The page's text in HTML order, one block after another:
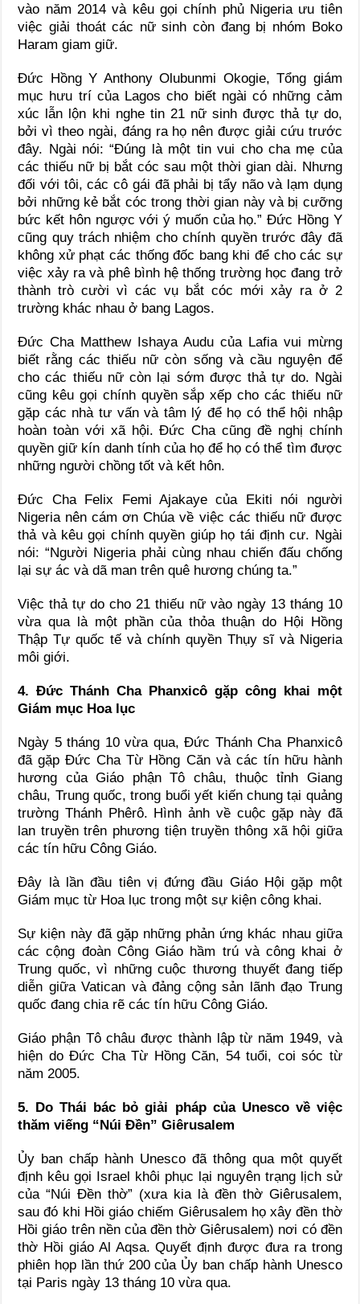
vào năm 2014 và kêu gọi chính phủ Nigeria ưu tiên
việc giải thoát các nữ sinh còn đang bị nhóm Boko
Haram giam giữ.
Đức Hồng Y Anthony Olubunmi Okogie, Tổng giám
mục hưu trí của Lagos cho biết ngài có những cảm
xúc lẫn lộn khi nghe tin 21 nữ sinh được thả tự do,
bởi vì theo ngài, đáng ra họ nên được giải cứu trước
đây. Ngài nói: “Đúng là một tin vui cho cha mẹ của
các thiếu nữ bị bắt cóc sau một thời gian dài. Nhưng
đối với tôi, các cô gái đã phải bị tẩy não và lạm dụng
bởi những kẻ bắt cóc trong thời gian này và bị cưỡng
bức kết hôn ngược với ý muốn của họ.” Đức Hồng Y
cũng quy trách nhiệm cho chính quyền trước đây đã
không xử phạt các thống đốc bang khi để cho các sự
việc xảy ra và phê bình hệ thống trường học đang trở
thành trò cười vì các vụ bắt cóc mới xảy ra ở 2
trường khác nhau ở bang Lagos.
Đức Cha Matthew Ishaya Audu của Lafia vui mừng
biết rằng các thiếu nữ còn sống và cầu nguyện để
cho các thiếu nữ còn lại sớm được thả tự do. Ngài
cũng kêu gọi chính quyền sắp xếp cho các thiếu nữ
gặp các nhà tư vấn và tâm lý để họ có thể hội nhập
hoàn toàn với xã hội. Đức Cha cũng đề nghị chính
quyền giữ kín danh tính của họ để họ có thể tìm được
những người chồng tốt và kết hôn.
Đức Cha Felix Femi Ajakaye của Ekiti nói người
Nigeria nên cám ơn Chúa về việc các thiếu nữ được
thả và kêu gọi chính quyền giúp họ tái định cư. Ngài
nói: “Người Nigeria phải cùng nhau chiến đấu chống
lại sự ác và dã man trên quê hương chúng ta.”
Việc thả tự do cho 21 thiếu nữ vào ngày 13 tháng 10
vừa qua là một phần của thỏa thuận do Hội Hồng
Thập Tự quốc tế và chính quyền Thụy sĩ và Nigeria
môi giới.
4. Đức Thánh Cha Phanxicô gặp công khai một
Giám mục Hoa lục
Ngày 5 tháng 10 vừa qua, Đức Thánh Cha Phanxicô
đã gặp Đức Cha Từ Hồng Căn và các tín hữu hành
hương của Giáo phận Tô châu, thuộc tỉnh Giang
châu, Trung quốc, trong buổi yết kiến chung tại quảng
trường Thánh Phêrô. Hình ảnh về cuộc gặp này đã
lan truyền trên phương tiện truyền thông xã hội giữa
các tín hữu Công Giáo.
Đây là lần đầu tiên vị đứng đầu Giáo Hội gặp một
Giám mục từ Hoa lục trong một sự kiện công khai.
Sự kiện này đã gặp những phản ứng khác nhau giữa
các cộng đoàn Công Giáo hầm trú và công khai ở
Trung quốc, vì những cuộc thương thuyết đang tiếp
diễn giữa Vatican và đảng cộng sản lãnh đạo Trung
quốc đang chia rẽ các tín hữu Công Giáo.
Giáo phận Tô châu được thành lập từ năm 1949, và
hiện do Đức Cha Từ Hồng Căn, 54 tuổi, coi sóc từ
năm 2005.
5. Do Thái bác bỏ giải pháp của Unesco về việc
thăm viếng “Núi Đền” Giêrusalem
Ủy ban chấp hành Unesco đã thông qua một quyết
định kêu gọi Israel khôi phục lại nguyên trạng lịch sử
của “Núi Đền thờ” (xưa kia là đền thờ Giêrusalem,
sau đó khi Hồi giáo chiếm Giêrusalem họ xây đền thờ
Hồi giáo trên nền của đền thờ Giêrusalem) nơi có đền
thờ Hồi giáo Al Aqsa. Quyết định được đưa ra trong
phiên họp lần thứ 200 của Ủy ban chấp hành Unesco
tại Paris ngày 13 tháng 10 vừa qua.